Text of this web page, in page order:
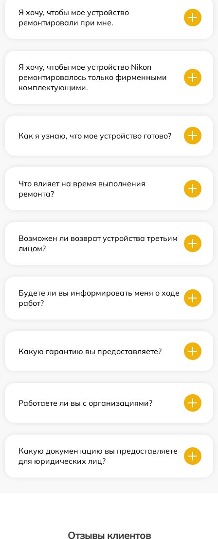
Я хочу, чтобы мое устройство
ремонтировали при мне.
Я хочу, чтобы мое устройство Nikon
ремонтировалось только фирменными
комплектующими.
Как я узнаю, что мое устройство готово?
Что влияет на время выполнения
ремонта?
Возможен ли возврат устройства третьим
лицом?
Будете ли вы информировать меня о ходе
работ?
Какую гарантию вы предоставляете?
Работаете ли вы с организациями?
Какую документацию вы предоставляете
для юридических лиц?
Отзывы клиентов